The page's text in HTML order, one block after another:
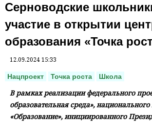
Серноводские
участие в открытии
образования «Точка
12.09.2024 15:33
Нацпроект Точка роста Школа
В рамках реализации федерального
образовательная среда», национального
«Образование», инициированного